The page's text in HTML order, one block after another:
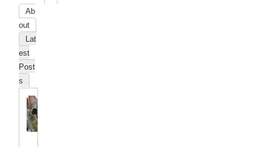
Ab
out
Lat
est
Post
s